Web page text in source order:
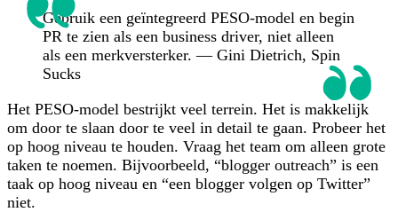
Gebruik een geïntegreerd PESO-model en begin
PR te zien als een business driver, niet alleen
als een merkversterker. — Gini Dietrich, Spin
Sucks
Het PESO-model bestrijkt veel terrein. Het is makkelijk
om door te slaan door te veel in detail te gaan. Probeer het
op hoog niveau te houden. Vraag het team om alleen grote
taken te noemen. Bijvoorbeeld, “blogger outreach” is een
taak op hoog niveau en “een blogger volgen op Twitter”
niet.